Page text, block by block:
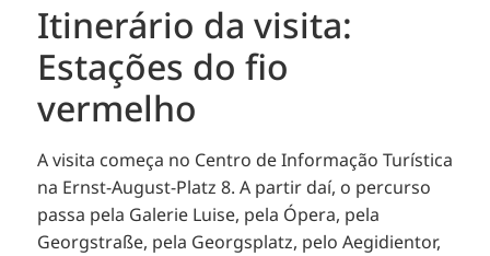
Itinerário da visita:
Estações do fio
vermelho
A visita começa no Centro de Informação Turística
na Ernst-August-Platz 8. A partir daí, o percurso
passa pela Galerie Luise, pela Ópera, pela
Georgstraße, pela Georgsplatz, pelo Aegidientor,